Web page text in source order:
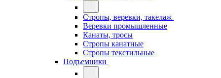
Стропы, веревки, такелаж
Веревки промышленные
Канаты, тросы
Стропы канатные
Стропы текстильные
Подъемники